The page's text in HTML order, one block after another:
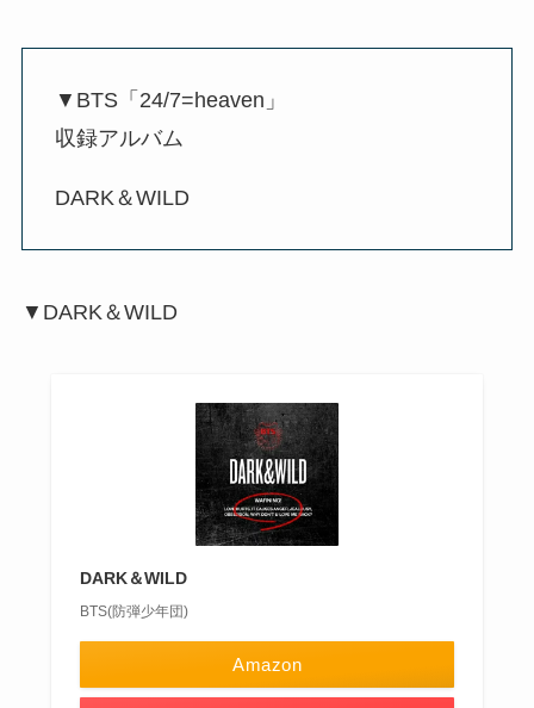
▼BTS「24/7=heaven」
収録アルバム
DARK＆WILD
▼DARK＆WILD
DARK＆WILD
BTS(防弾少年団)
Amazon